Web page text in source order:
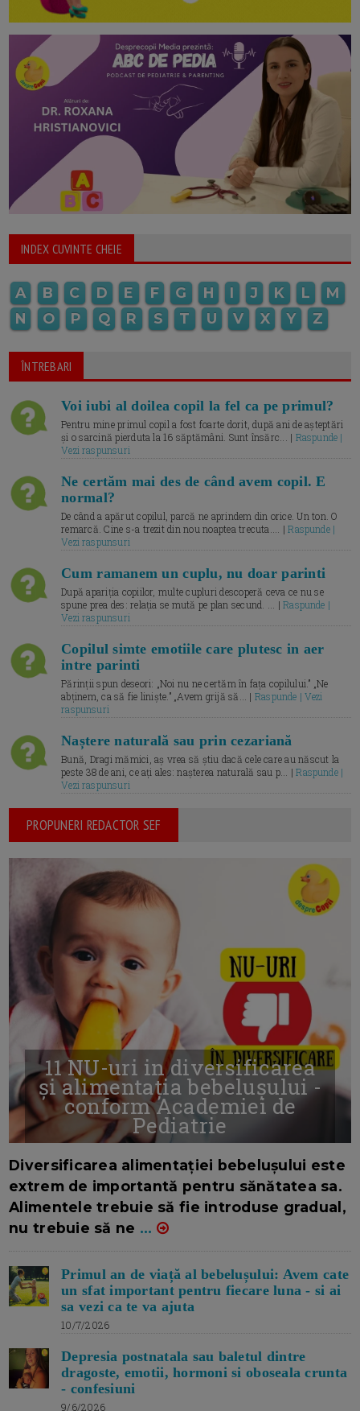
INDEX CUVINTE CHEIE
A B C D E F G H I J K L
M
N
O P Q R S T U V X Y Z
ÎNTREBARI
Voi iubi al doilea copil la fel ca pe primul?
Pentru mine primul copil a fost foarte dorit, după ani de așteptări
și o sarcină pierduta la 16 săptămâni. Sunt însărc... | Raspunde |
Vezi raspunsuri
Ne certăm mai des de când avem copil. E
normal?
De când a apărut copilul, parcă ne aprindem din orice. Un ton. O
remarcă. Cine s-a trezit din nou noaptea trecuta.... |Raspunde |
Vezi raspunsuri
Cum ramanem un cuplu, nu doar parinti
După apariția copiilor, multe cupluri descoperă ceva ce nu se
spune prea des: relația se mută pe plan secund. ... |Raspunde |
Vezi raspunsuri
Copilul simte emotiile care plutesc in aer
intre parinti
Părinții spun deseori: „Noi nu ne certăm în fața copilului.” „Ne
abținem, ca să fie liniște.” „Avem grijă să... | Raspunde | Vezi
raspunsuri
Naștere naturală sau prin cezariană
Bună, Dragi mămici, aș vrea să știu dacă cele care au născut la
peste 38 de ani, ce ați ales: nașterea naturală sau p... |Raspunde |
Vezi raspunsuri
PROPUNERI REDACTOR SEF
11 NU-uri in diversificarea
și alimentația bebelușului -
conform Academiei de
Pediatrie
Diversificarea alimentației bebelușului este
extrem de importantă pentru sănătatea sa.
Alimentele trebuie să fie introduse gradual,
nu trebuie să ne ...
Primul an de viață al bebelușului: Avem cate
un sfat important pentru fiecare luna - si ai
sa vezi ca te va ajuta
10/7/2026
Depresia postnatala sau baletul dintre
dragoste, emotii, hormoni si oboseala crunta
- confesiuni
9/6/2026